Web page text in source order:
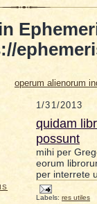
operum alienorum
1/31/2013
quidam
possunt
mihi per
eorum
per interrete
Labels: res utiles